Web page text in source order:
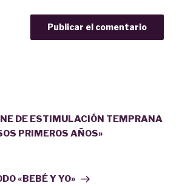
DE ESTIMULACIÓN TEMPRANA
PRIMEROS AÑOS»
«BEBÉ Y YO»